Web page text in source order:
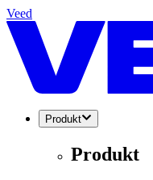
Veed
Produkt
Produkt